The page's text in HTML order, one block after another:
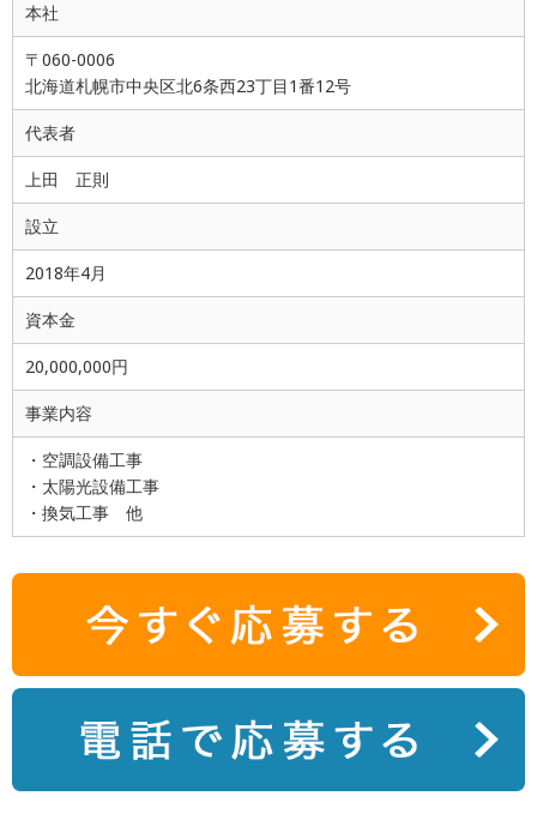
本社
〒060-0006
北海道札幌市中央区北6条西23丁目1番12号
代表者
上田 正則
設立
2018年4月
資本金
20,000,000円
事業内容
・空調設備工事
・太陽光設備工事
・換気工事 他